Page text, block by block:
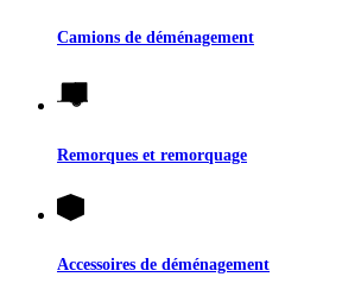
Camions de déménagement
Remorques et remorquage
Accessoires de déménagement